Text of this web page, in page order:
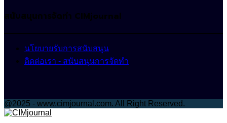
สนับสนุนการจัดทำ CIMjournal
นโยบายรับการสนับสนุน
ติดต่อเรา - สนับสนุนการจัดทำ
@2025 - www.cimjournal.com. All Right Reserved.